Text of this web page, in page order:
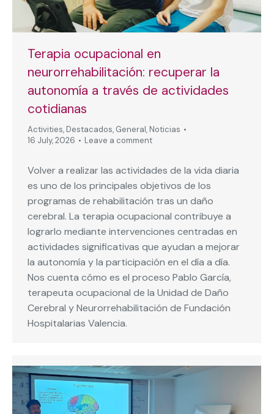
Terapia ocupacional en
neurorrehabilitación: recuperar la
autonomía a través de actividades
cotidianas
Activities, Destacados, General, Noticias
16 July, 2026
Leave a comment
Volver a realizar las actividades de la vida diaria
es uno de los principales objetivos de los
programas de rehabilitación tras un daño
cerebral. La terapia ocupacional contribuye a
lograrlo mediante intervenciones centradas en
actividades significativas que ayudan a mejorar
la autonomía y la participación en el día a día.
Nos cuenta cómo es el proceso Pablo García,
terapeuta ocupacional de la Unidad de Daño
Cerebral y Neurorrehabilitación de Fundación
Hospitalarias Valencia.